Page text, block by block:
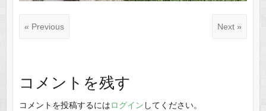
« Previous Next »
コメントを残す
コメントを投稿するにはログイン してください。